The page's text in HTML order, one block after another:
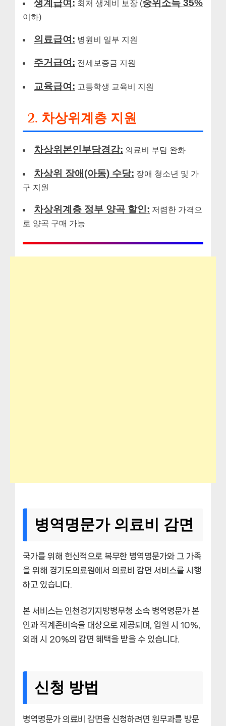
생계급여: 최저 생계비 보장 (중위소득 35%
이하)
의료급여: 병원비 일부 지원
주거급여: 전세보증금 지원
교육급여: 고등학생 교육비 지원
2. 차상위계층 지원
차상위본인부담경감: 의료비 부담 완화
차상위 장애(아동) 수당: 장애 청소년 및 가
구 지원
차상위계층 정부 양곡 할인: 저렴한 가격으
로 양곡 구매 가능
병역명문가 의료비 감면
국가를 위해 헌신적으로 복무한 병역명문가와 그 가족
을 위해 경기도의료원에서 의료비 감면 서비스를 시행
하고 있습니다.
본 서비스는 인천경기지방병무청 소속 병역명문가 본
인과 직계존비속을 대상으로 제공되며, 입원 시 10%,
외래 시 20%의 감면 혜택을 받을 수 있습니다.
신청 방법
병역명문가 의료비 감면을 신청하려면 원무과를 방문